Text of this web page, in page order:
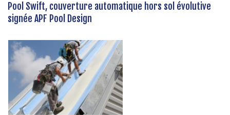
Pool Swift, couverture automatique hors sol évolutive
signée APF Pool Design